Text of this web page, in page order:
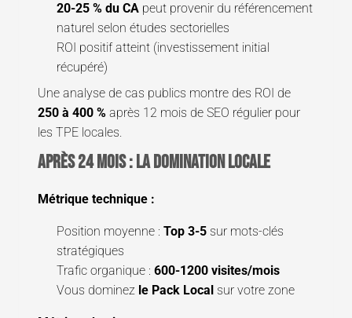
20-25 % du CA peut provenir du référencement
naturel selon études sectorielles
ROI positif atteint (investissement initial
récupéré)
Une analyse de cas publics montre des ROI de
250 à 400 % après 12 mois de SEO régulier pour
les TPE locales.
Après 24 mois : la domination locale
Métrique technique :
Position moyenne : Top 3-5 sur mots-clés
stratégiques
Trafic organique : 600-1200 visites/mois
Vous dominez le Pack Local sur votre zone